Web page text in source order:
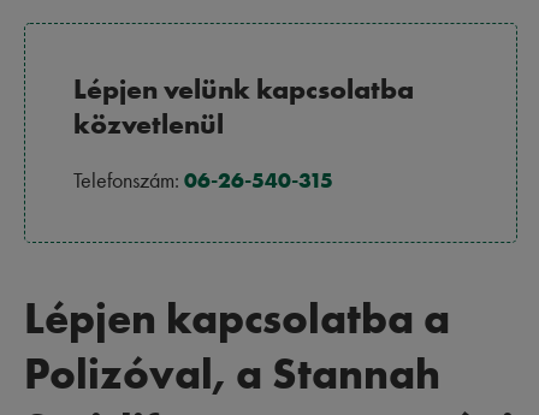
Lépjen velünk kapcsolatba
közvetlenül
Telefonszám: 06-26-540-315
Lépjen kapcsolatba a
Polizóval, a Stannah